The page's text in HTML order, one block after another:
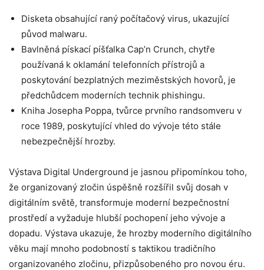
Disketa obsahující raný počítačový virus, ukazující
původ malwaru.
Bavlněná pískací píšťalka Cap’n Crunch, chytře
používaná k oklamání telefonních přístrojů a
poskytování bezplatných meziměstských hovorů, je
předchůdcem moderních technik phishingu.
Kniha Josepha Poppa, tvůrce prvního randsomveru v
roce 1989, poskytující vhled do vývoje této stále
nebezpečnější hrozby.
Výstava Digital Underground je jasnou připomínkou toho,
že organizovaný zločin úspěšně rozšířil svůj dosah v
digitálním světě, transformuje moderní bezpečnostní
prostředí a vyžaduje hlubší pochopení jeho vývoje a
dopadu. Výstava ukazuje, že hrozby moderního digitálního
věku mají mnoho podobností s taktikou tradičního
organizovaného zločinu, přizpůsobeného pro novou éru.